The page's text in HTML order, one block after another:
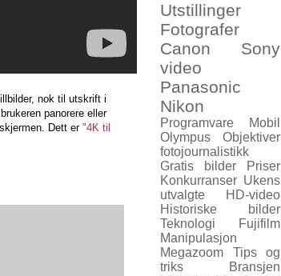
nok til utskrift i
panorere eller
Dett er "4K til
Utstillinger
Fotografer
Canon
Sony
video
Panasonic
Nikon
Programvare
Mobil
Olympus
Objektiver
fotojournalistikk
Gratis bilder
Priser
Konkurranser Ukens
utvalgte
HD-video
Historiske bilder
Teknologi
Fujifilm
Manipulasjon
Megazoom
Tips og
triks
Bransjen